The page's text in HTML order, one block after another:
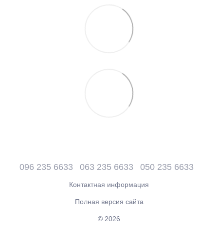
096 235 6633 063 235 6633 050 235 6633
Контактная информация
Полная версия сайта
© 2026